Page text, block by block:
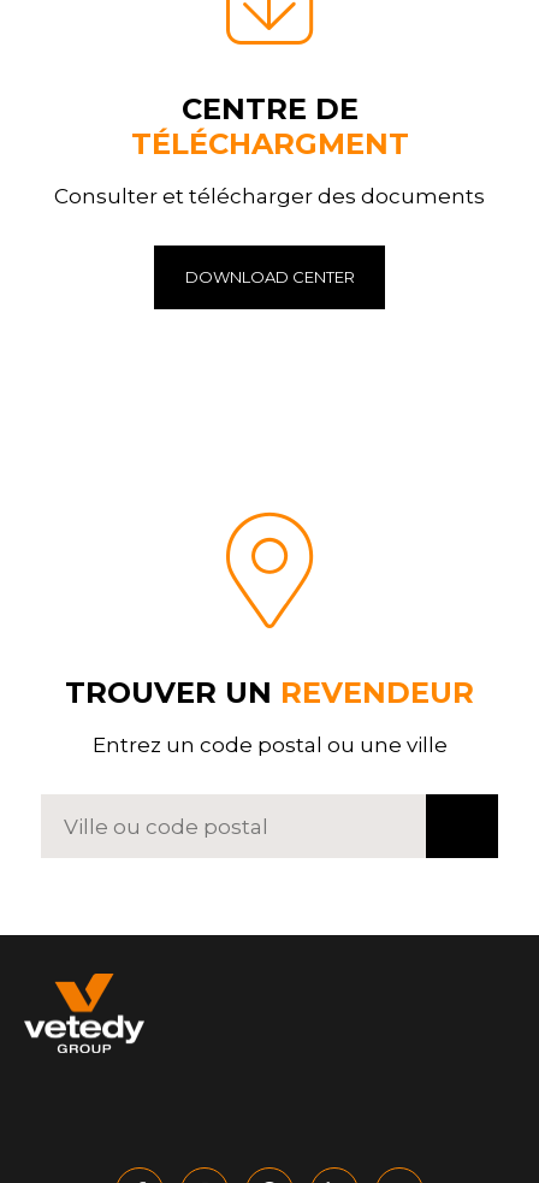
CENTRE DE
TÉLÉCHARGMENT
Consulter et télécharger des documents
DOWNLOAD CENTER
TROUVER UN REVENDEUR
Entrez un code postal ou une ville